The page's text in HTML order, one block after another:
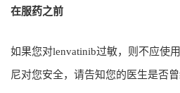
在服药之前
如果您对lenvatinib过敏，则不应使
尼对您安全，请告知您的医生是否曾